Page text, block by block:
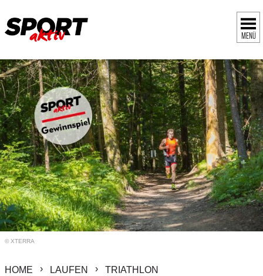
MENÜ
© XTERRA
HOME LAUFEN TRIATHLON